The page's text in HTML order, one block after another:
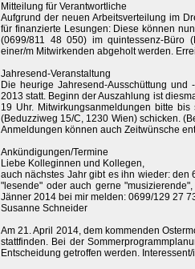
Mitteilung für Verantwortliche
Aufgrund der neuen Arbeitsverteilung im
für finanzierte Lesungen: Diese können
(0699/811 48 050) im quintessenz-Büro
einer/m Mitwirkenden abgeholt werden.
Jahresend-Veranstaltung
Die heurige Jahresend-Ausschüttung und
2013 statt. Beginn der Auszahlung ist
19 Uhr. Mitwirkungsanmeldungen bitte
(Beduzziweg 15/C, 1230 Wien) schicken.
Anmeldungen können auch Zeitwünsche
Ankündigungen/Termine
Liebe Kolleginnen und Kollegen,
auch nächstes Jahr gibt es ihn wieder: den
"lesende" oder auch gerne
Jänner 2014 bei mir melden: 0699/129 27
Susanne Schneider
Am 21. April 2014, dem kommenden
stattfinden. Bei der
Entscheidung getroffen werden.